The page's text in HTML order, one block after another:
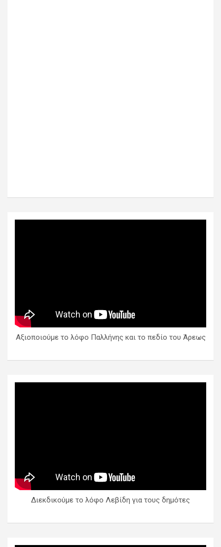
Αξιοποιούμε το λόφο Παλλήνης και το πεδίο του Άρεως
Διεκδικούμε το λόφο Λεβίδη για τους δημότες